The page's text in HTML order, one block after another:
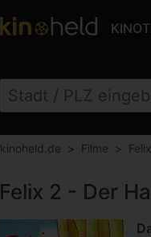
kinoheld.de Filme
Felix 2 - Der